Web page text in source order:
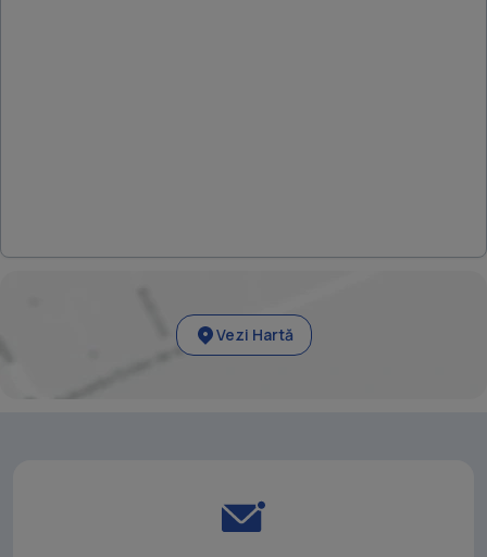
Vezi Hartă